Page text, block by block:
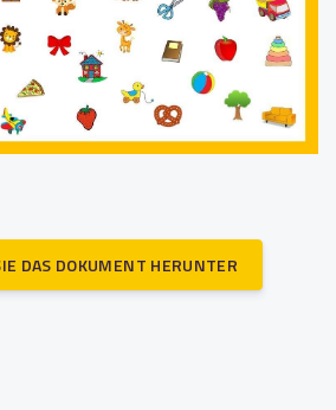
DAS DOKUMENT HERUNTER